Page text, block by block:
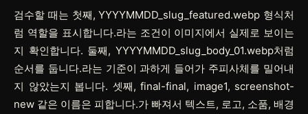
검수할 때는 첫째, YYYYMMDD_slug_featured.webp 형식처
럼 역할을 표시합니다.라는 조건이 이미지에서 실제로 보이는
지 확인합니다. 둘째, YYYYMMDD_slug_body_01.webp처럼
순서를 둡니다.라는 기준이 과하게 들어가 주피사체를 밀어내
지 않았는지 봅니다. 셋째, final-final, image1, screenshot-
new 같은 이름은 피합니다.가 빠져서 텍스트, 로고, 소품, 배경